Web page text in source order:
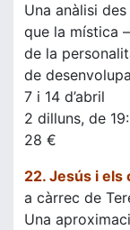
Una anàlisi
que la mística
de la
de
7 i 14 d’abril
2 dilluns, de
28 €
22. Jesús i
a càrrec de
Una